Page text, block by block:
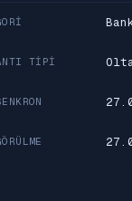
TIPI